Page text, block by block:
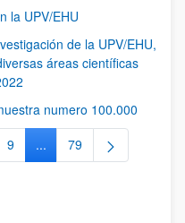
la UPV/EHU
de la UPV/EHU,
áreas científicas
numero 100.000
Use TAB para
Página
9 ...Páginas intermedias
Página
79